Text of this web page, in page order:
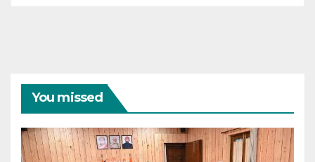
You missed